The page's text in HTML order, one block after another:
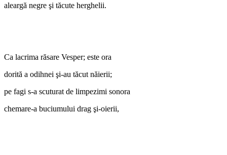
aleargă negre şi tăcute herghelii.
Ca lacrima răsare Vesper; este ora
dorită a odihnei şi-au tăcut năierii;
pe fagi s-a scuturat de limpezimi sonora
chemare-a buciumului drag şi-oierii,